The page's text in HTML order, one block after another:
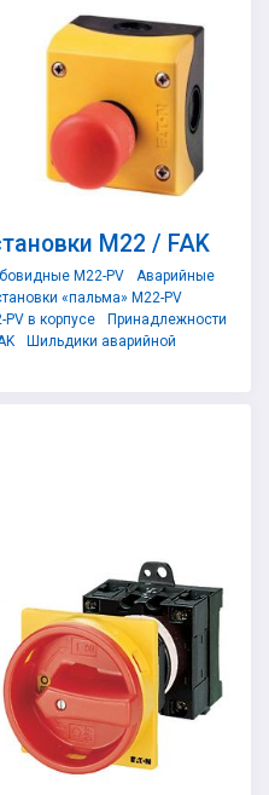
M22 / FAK
M22-PV
Аварийные
«пальма» M22-PV
в корпусе
Принадлежности
Шильдики аварийной